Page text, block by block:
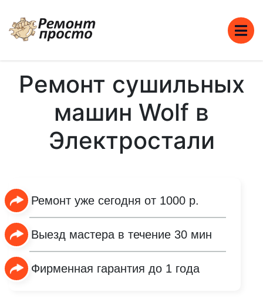
Ремонт сушильных
машин Wolf в
Электростали
Ремонт уже сегодня от 1000 р.
Выезд мастера в течение 30 мин
Фирменная гарантия до 1 года